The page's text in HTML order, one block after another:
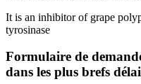
It is an inhibitor of grape
tyrosinase
Formulaire de
dans les plus brefs